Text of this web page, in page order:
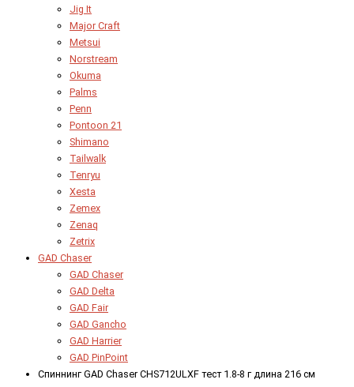
Jig It
Major Craft
Metsui
Norstream
Okuma
Palms
Penn
Pontoon 21
Shimano
Tailwalk
Tenryu
Xesta
Zemex
Zenaq
Zetrix
GAD Chaser
GAD Chaser
GAD Delta
GAD Fair
GAD Gancho
GAD Harrier
GAD PinPoint
Спиннинг GAD Chaser CHS712ULXF тест 1.8-8 г длина 216 см